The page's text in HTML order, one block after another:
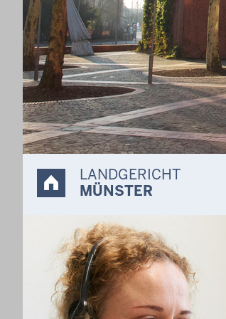
LANDGERICHT
MÜNSTER